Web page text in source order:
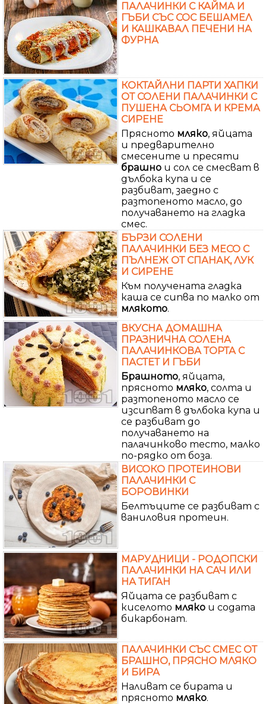
ПАЛАЧИНКИ С КАЙМА И
ГЪБИ СЪС СОС БЕШАМЕЛ
И КАШКАВАЛ ПЕЧЕНИ НА
ФУРНА
КОКТАЙЛНИ ПАРТИ ХАПКИ
ОТ СОЛЕНИ ПАЛАЧИНКИ С
ПУШЕНА СЬОМГА И КРЕМА
СИРЕНЕ
Прясното мляко, яйцата
и предварително
смесените и пресяти
брашно и сол се смесват в
дълбока купа и се
разбиват, заедно с
разтопеното масло, до
получаването на гладка
смес.
БЪРЗИ СОЛЕНИ
ПАЛАЧИНКИ БЕЗ МЕСО С
ПЪЛНЕЖ ОТ СПАНАК, ЛУК
И СИРЕНЕ
Към получената гладка
каша се сипва по малко от
млякото.
ВКУСНА ДОМАШНА
ПРАЗНИЧНА СОЛЕНА
ПАЛАЧИНКОВА ТОРТА С
ПАСТЕТ И ГЪБИ
Брашното, яйцата,
прясното мляко, солта и
разтопеното масло се
изсипват в дълбока купа и
се разбиват до
получаването на
палачинково тесто, малко
по-рядко от боза.
ВИСОКО ПРОТЕИНОВИ
ПАЛАЧИНКИ С
БОРОВИНКИ
Белтъците се разбиват с
ваниловия протеин.
МАРУДНИЦИ - РОДОПСКИ
ПАЛАЧИНКИ НА САЧ ИЛИ
НА ТИГАН
Яйцата се разбиват с
киселото мляко и содата
бикарбонат.
ПАЛАЧИНКИ СЪС СМЕС ОТ
БРАШНО, ПРЯСНО МЛЯКО
И БИРА
Наливат се бирата и
прясното мляко.